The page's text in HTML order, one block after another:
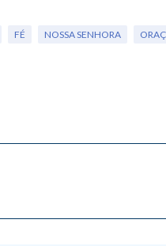
FÉ NOSSA SENHORA